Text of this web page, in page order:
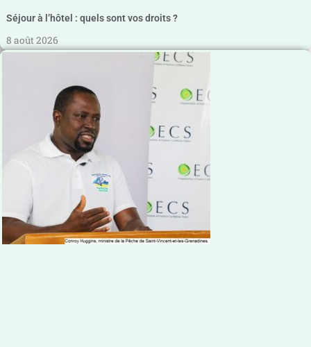
Séjour à l’hôtel : quels sont vos droits ?
8 août 2026